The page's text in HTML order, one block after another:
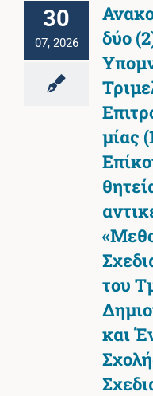
30
07, 2026
δύο
μίας
του
και